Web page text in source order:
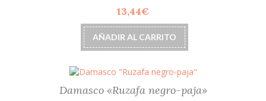
página
producto
13,44€
AÑADIR AL CARRITO
Damasco «Ruzafa negro-paja»